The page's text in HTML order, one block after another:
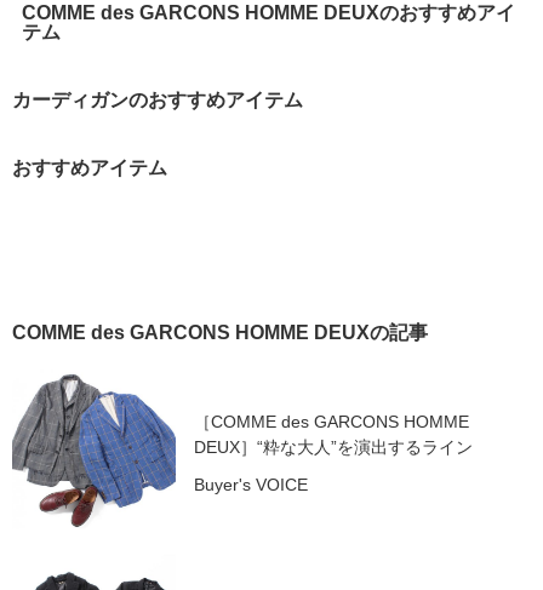
COMME des GARCONS HOMME DEUXのおすすめアイ
テム
カーディガンのおすすめアイテム
おすすめアイテム
COMME des GARCONS HOMME DEUXの記事
［COMME des GARCONS HOMME
DEUX］“粋な大人”を演出するライン
Buyer's VOICE